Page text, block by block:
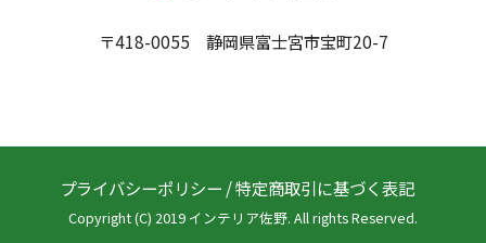
〒418-0055 静岡県富士宮市宝町20-7
プライバシーポリシー /特定商取引に基づく表記
Copyright (C) 2019 インテリア佐野. All rights Reserved.